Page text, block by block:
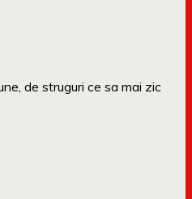
de struguri ce sa mai zic